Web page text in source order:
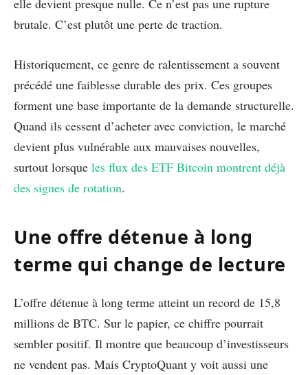
elle devient presque nulle. Ce n’est pas une rupture
brutale. C’est plutôt une perte de traction.
Historiquement, ce genre de ralentissement a souvent
précédé une faiblesse durable des prix. Ces groupes
forment une base importante de la demande structurelle.
Quand ils cessent d’acheter avec conviction, le marché
devient plus vulnérable aux mauvaises nouvelles,
surtout lorsque les flux des ETF Bitcoin montrent déjà
des signes de rotation.
Une offre détenue à long
terme qui change de lecture
L’offre détenue à long terme atteint un record de 15,8
millions de BTC. Sur le papier, ce chiffre pourrait
sembler positif. Il montre que beaucoup d’investisseurs
ne vendent pas. Mais CryptoQuant y voit aussi une